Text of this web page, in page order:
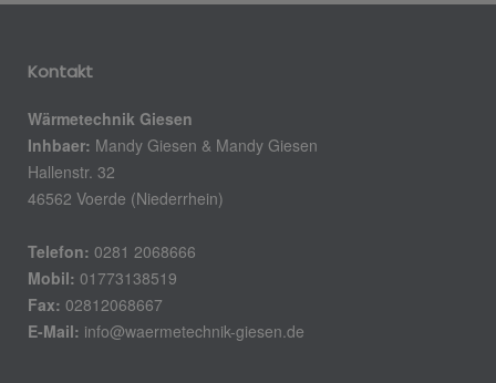
Kontakt
Wärmetechnik Giesen
Inhbaer: Mandy Giesen & Mandy Giesen
Hallenstr. 32
46562 Voerde (Niederrhein)
Telefon: 0281 2068666
Mobil: 01773138519
Fax: 02812068667
E-Mail: info@waermetechnik-giesen.de